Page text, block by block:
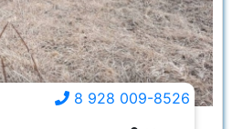
8 928 009-8526